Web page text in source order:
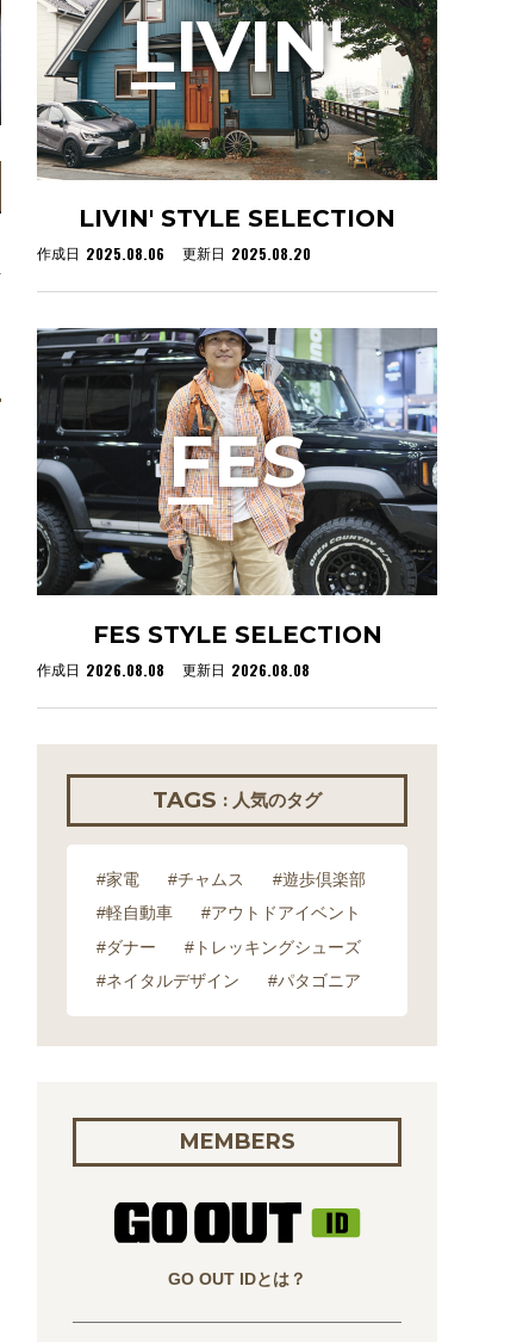
LIVIN' STYLE SELECTION
作成日 2025.08.06 更新日 2025.08.20
LIVIN'
FES STYLE SELECTION
作成日 2026.08.08 更新日 2026.08.08
FES
TAGS : 人気のタグ
#家電 #チャムス
#遊歩倶楽部
#軽自動車
#アウトドアイベント
#ダナー
#トレッキングシューズ
#ネイタルデザイン
#パタゴニア
MEMBERS
GO OUT IDとは？